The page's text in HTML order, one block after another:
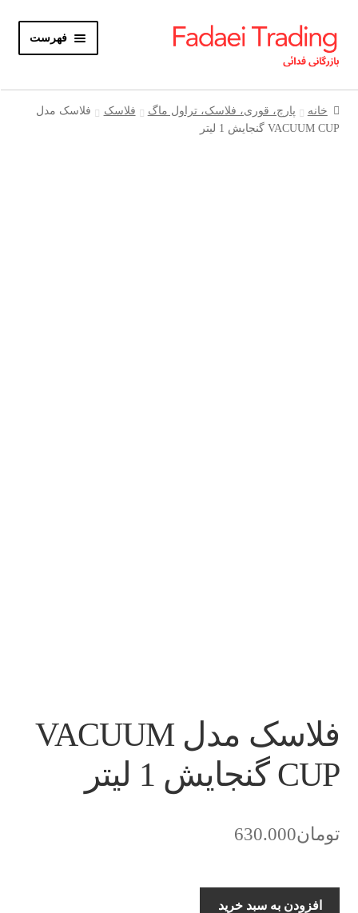
پرش
به
ناوبری
پرش
به
محتوا
فهرست
خانه
خانه پارچ، قوری، فلاسک، تراول ماگ فلاسک
فلاسک مدل
VACUUM CUP گنجایش 1 لیتر
فلاسک مدل VACUUM
CUP گنجایش 1 لیتر
تومان630.000
فلاسک
افزودن به سبد خرید